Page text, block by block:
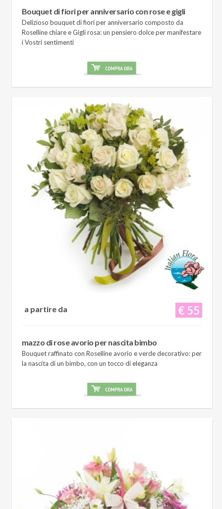
Bouquet di fiori per anniversario con rose e gigli
Delizioso bouquet di fiori per anniversario composto da
Roselline chiare e Gigli rosa: un pensiero dolce per manifestare
i Vostri sentimenti
€ 55
a partire da
mazzo di rose avorio per nascita bimbo
Bouquet raffinato con Roselline avorio e verde decorativo: per
la nascita di un bimbo, con un tocco di eleganza